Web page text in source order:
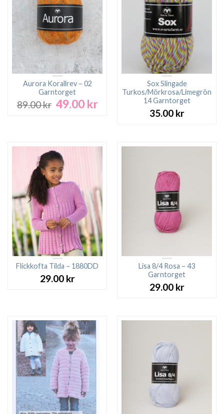
Aurora Korallrev – 02
Garntorget
89.00kr Det
49.00 krDet
Sox Slingade
Turkos/Mörkrosa/Limegrön
14 Garntorget
35.00 kr
Flickkofta Tilda – 1880DD
29.00 kr
Lisa 8/4 Rosa – 43
Garntorget
29.00 kr